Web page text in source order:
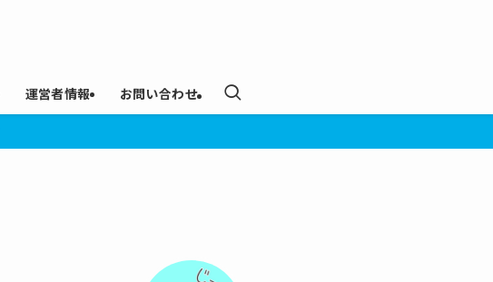
運営者情報 お問い合わせ